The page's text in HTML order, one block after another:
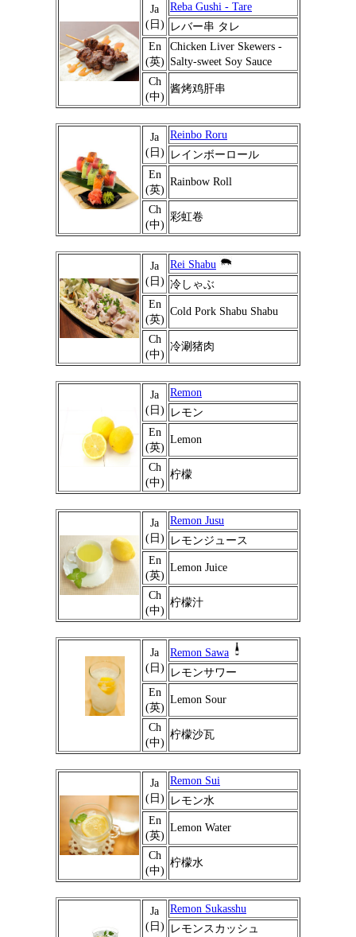
Ja
(日)
Reba Gushi - Tare
レバー串 タレ
En
(英)
Chicken Liver Skewers -
Salty-sweet Soy Sauce
Ch
(中)
酱烤鸡肝串
Ja
(日)
Reinbo Roru
レインボーロール
En
(英)
Rainbow Roll
Ch
(中)
彩虹卷
Ja
(日)
Rei Shabu
冷しゃぶ
En
(英)
Cold Pork Shabu Shabu
Ch
(中)
冷涮猪肉
Ja
(日)
Remon
レモン
En
(英)
Lemon
Ch
(中)
柠檬
Ja
(日)
Remon Jusu
レモンジュース
En
(英)
Lemon Juice
Ch
(中)
柠檬汁
Ja
(日)
Remon Sawa
レモンサワー
En
(英)
Lemon Sour
Ch
(中)
柠檬沙瓦
Ja
(日)
Remon Sui
レモン水
En
(英)
Lemon Water
Ch
(中)
柠檬水
Ja
(日)
Remon Sukasshu
レモンスカッシュ